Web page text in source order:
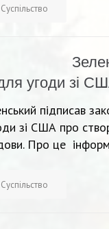
Суспільство
угоди зі
підписав
зі США про
Про це
Суспільство